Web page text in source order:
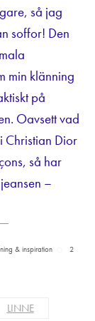
så jag
soffor! Den
min klänning
på
Oavsett vad
Christian Dior
så har
–
& inspiration 2
LINNE